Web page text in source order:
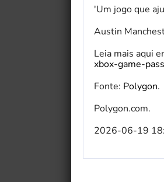
'Um jogo que
Austin
Leia mais aqui
xbox-game-
Fonte: Polygon.
Polygon.com.
2026-06-19